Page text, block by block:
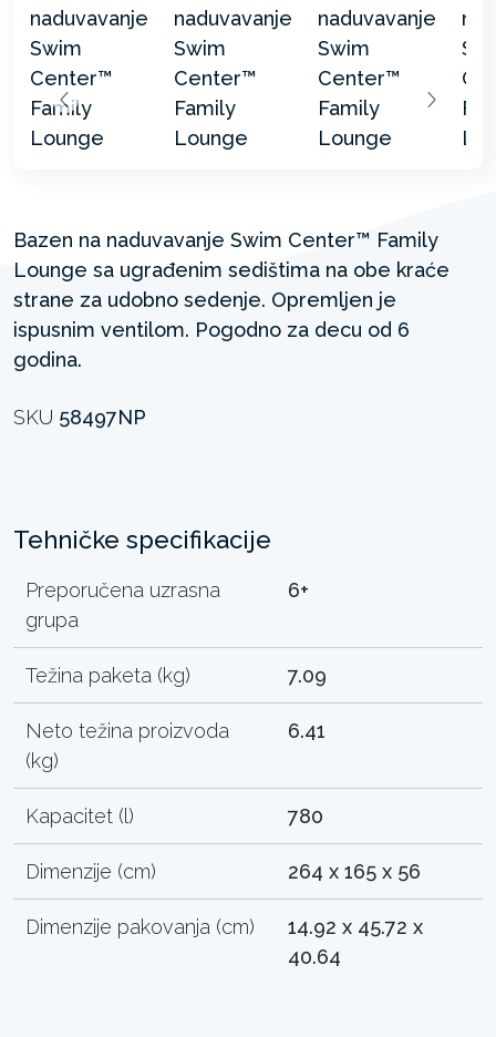
Bazen na naduvavanje Swim Center™ Family
Lounge sa ugrađenim sedištima na obe kraće
strane za udobno sedenje. Opremljen je
ispusnim ventilom. Pogodno za decu od 6
godina.
SKU 58497NP
Tehničke specifikacije
Preporučena uzrasna
grupa
6+
Težina paketa (kg) 7.09
Neto težina proizvoda
(kg)
6.41
Kapacitet (l) 780
Dimenzije (cm) 264 x 165 x 56
Dimenzije pakovanja (cm)
14.92 x 45.72 x
40.64